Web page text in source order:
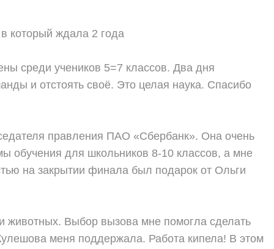
который ждала 2 года
среди учеников 5=7 классов. Два дня
и отстоять своё. Это целая наука. Спасибо
правления ПАО «Сбербанк». Она очень
обучения для школьников 8-10 классов, а мне
на закрытии финала был подарок от Ольги
животных. Выбор вызова мне помогла сделать
меня поддержала. Работа кипела! В этом